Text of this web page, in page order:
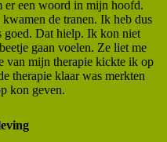
er een woord in mijn hoofd.
de tranen. Ik heb dus
goed. Dat hielp. Ik kon niet
gaan voelen. Ze liet me
van mijn therapie kickte ik op
therapie klaar was merkten
kon geven.